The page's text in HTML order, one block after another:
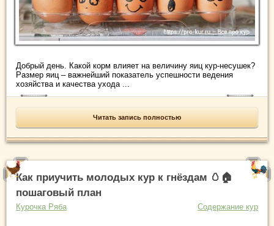
Добрый день. Какой корм влияет на величину яиц кур-несушек?
Размер яиц – важнейший показатель успешности ведения
хозяйства и качества ухода ...
Читать запись полностью
Как приучить молодых кур к гнёздам 🥚🏠
пошаговый план
Курочка Ряба Содержание кур